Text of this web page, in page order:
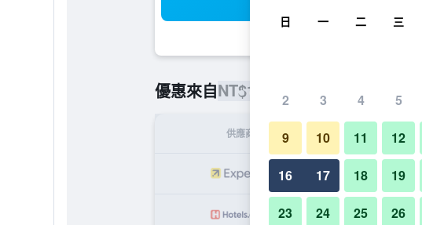
優惠來自NT$1,714
供應商 每晚總額
NT$1,714
NT$1,714
日 一 二 三
2 3 4 5
9 10 11 12
16 17 18 19
23 24 25 26